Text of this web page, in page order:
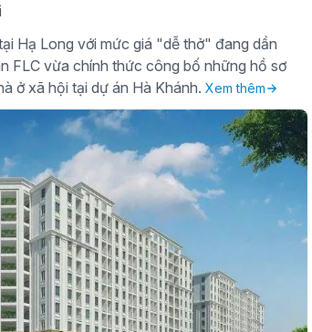
Hạ Long với mức giá "dễ thở" đang dần
FLC vừa chính thức công bố những hồ sơ
ở xã hội tại dự án Hà Khánh. Xem thêm